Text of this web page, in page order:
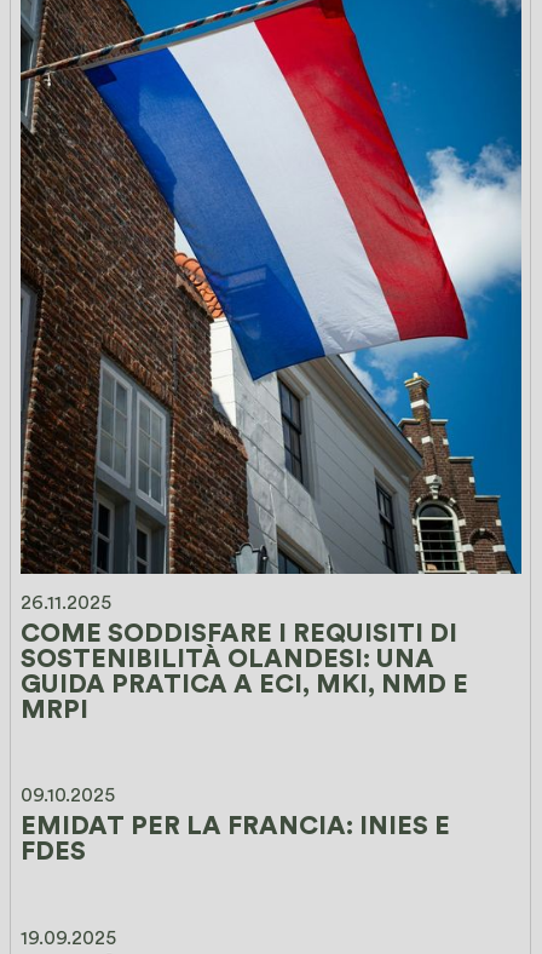
26.11.2025
COME SODDISFARE I REQUISITI DI
SOSTENIBILITÀ OLANDESI: UNA
GUIDA PRATICA A ECI, MKI, NMD E
MRPI
09.10.2025
EMIDAT PER LA FRANCIA: INIES E
FDES
19.09.2025